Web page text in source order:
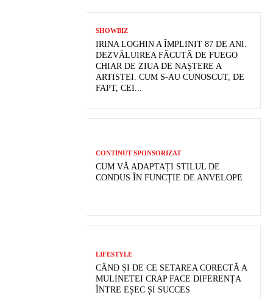
SHOWBIZ
IRINA LOGHIN A ÎMPLINIT 87 DE ANI.
DEZVĂLUIREA FĂCUTĂ DE FUEGO
CHIAR DE ZIUA DE NAȘTERE A
ARTISTEI. CUM S-AU CUNOSCUT, DE
FAPT, CEI...
CONTINUT SPONSORIZAT
CUM VĂ ADAPTAȚI STILUL DE
CONDUS ÎN FUNCȚIE DE ANVELOPE
LIFESTYLE
CÂND ȘI DE CE SETAREA CORECTĂ A
MULINETEI CRAP FACE DIFERENȚA
ÎNTRE EȘEC ȘI SUCCES